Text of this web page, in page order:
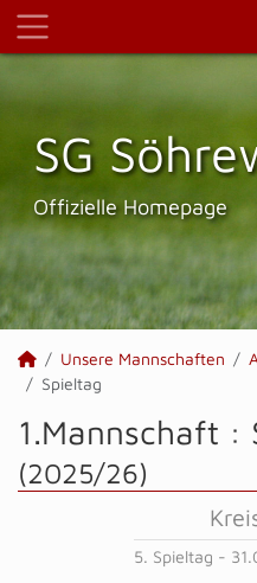
SG
Offizielle Homepage
Unsere Mannschaften
Spieltag
1.Mannschaft :
(2025/26)
5. Spieltag -